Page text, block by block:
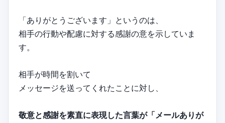
「ありがとうございます」というのは、
相手の行動や配慮に対する感謝の意を示していま
す。
相手が時間を割いて
メッセージを送ってくれたことに対し、
敬意と感謝を素直に表現した言葉が「メールありが